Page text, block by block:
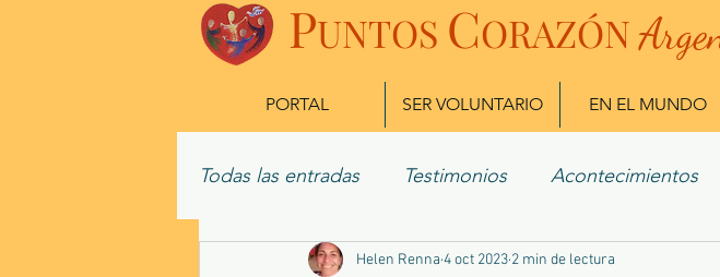
PUNTOS CORAZÓNArg
PORTAL SER VOLUNTARIO EN EL MUNDO
Todas las entradas Testimonios Acontecimientos
Misioneros Actuales Ex Misioneros
Helen Renna 4 oct 2023 2 min de lectura